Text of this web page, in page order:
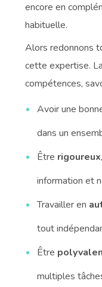
encore en
habituelle.
Alors redonnons
cette expertise.
compétences,
Avoir une
dans un
Être rigoureux
information et
Travailler en
tout
Être
multiples